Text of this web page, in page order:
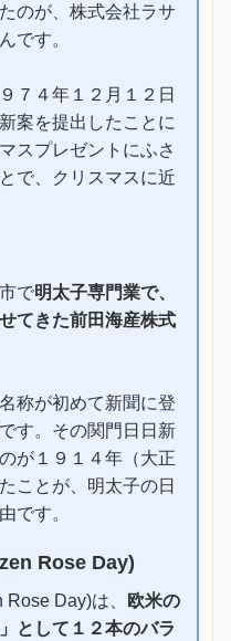
のが、株式会社ラサ
です。
７４年１２月１２日
案を提出したことに
スプレゼントにふさ
で、クリスマスに近
で明太子専門業で、
てきた前田海産株式
称が初めて新聞に登
す。その関門日日新
が１９１４年（大正
ことが、明太子の日
です。
Rose Day)
Day)は、
欧米の
として１２本のバラ